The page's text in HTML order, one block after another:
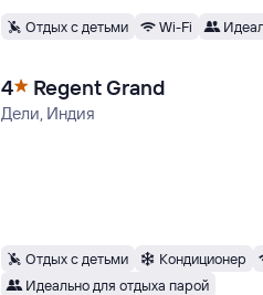
Отдых с детьми Wi-Fi
4 Regent Grand
Дели, Индия
Отдых с детьми Кондиционер
Идеально для отдыха парой